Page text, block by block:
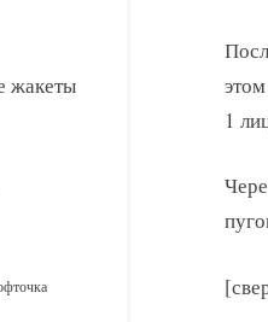
1
жакеты